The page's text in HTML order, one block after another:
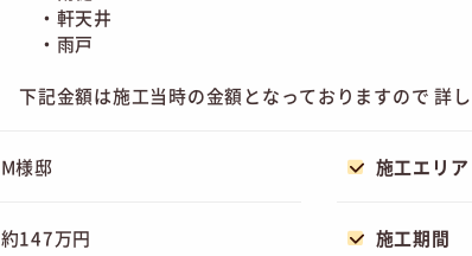
・軒天井
・雨戸
下記金額は施工当時の金額となっておりますので 詳
M様邸 施工エリア
約147万円 施工期間